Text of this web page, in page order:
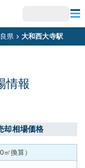
県 大和西大寺駅
情報
却相場価格
換算）